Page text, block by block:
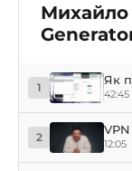
Михайло
1 Як
42:45
2
12:05